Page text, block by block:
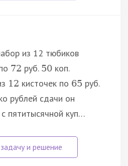
из 12 тюбиков
72 руб. 50 коп.
12 кисточек по 65 руб.
рублей сдачи он
пятитысячной куп…